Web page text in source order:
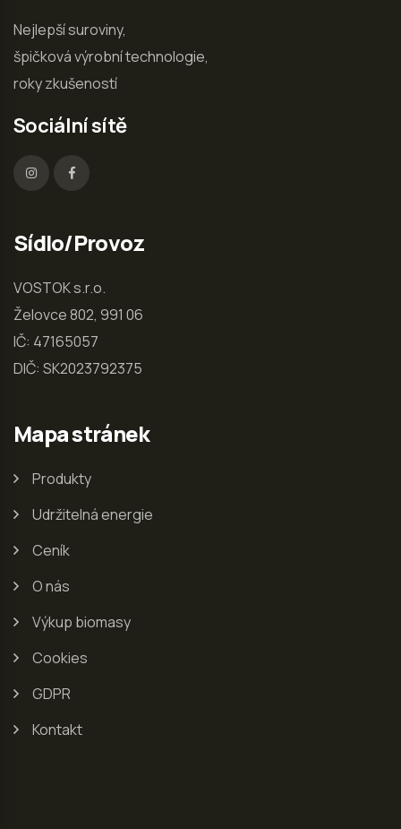
Nejlepší suroviny,
špičková výrobní technologie,
roky zkušeností
Sociální sítě
Sídlo/Provoz
VOSTOK s.r.o.
Želovce 802, 991 06
IČ: 47165057
DIČ: SK2023792375
Mapa stránek
Produkty
Udržitelná energie
Ceník
O nás
Výkup biomasy
Cookies
GDPR
Kontakt